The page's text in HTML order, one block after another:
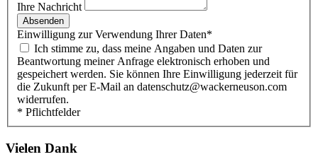
Ihre Nachricht
Absenden
Einwilligung zur Verwendung Ihrer Daten*
Beantwortung meiner Anfrage elektronisch erhoben und
gespeichert werden. Sie können Ihre Einwilligung jederzeit für
die Zukunft per E-Mail an datenschutz@wackerneuson.com
widerrufen.
* Pflichtfelder
Vielen Dank